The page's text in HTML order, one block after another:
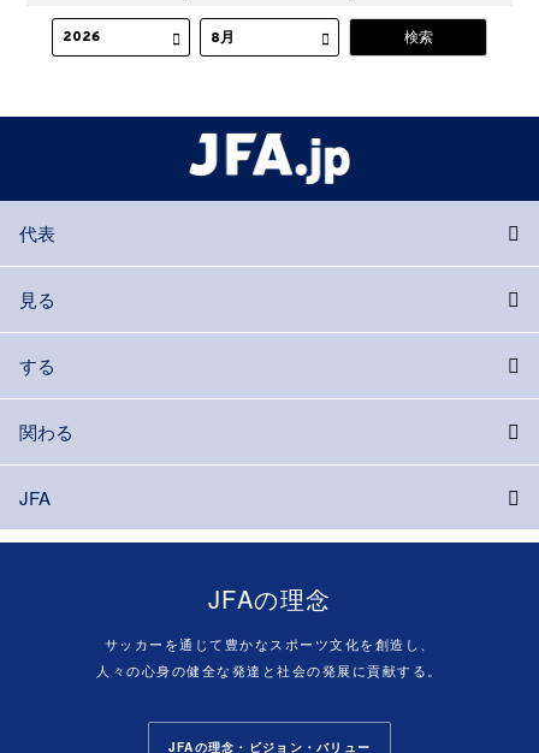
代表
見る
する
関わる
JFA
JFAの理念
サッカーを通じて豊かなスポーツ文化を創造し、
人々の心身の健全な発達と社会の発展に貢献する。
JFAの理念・ビジョン・バリュー